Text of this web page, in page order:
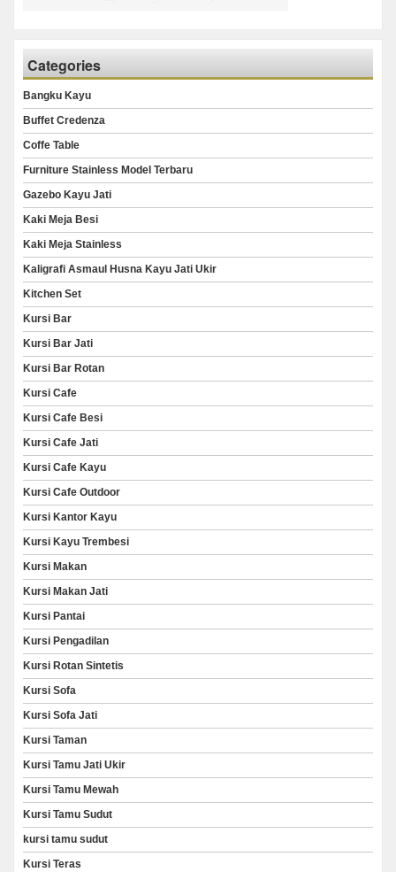
Categories
Bangku Kayu
Buffet Credenza
Coffe Table
Furniture Stainless Model Terbaru
Gazebo Kayu Jati
Kaki Meja Besi
Kaki Meja Stainless
Kaligrafi Asmaul Husna Kayu Jati Ukir
Kitchen Set
Kursi Bar
Kursi Bar Jati
Kursi Bar Rotan
Kursi Cafe
Kursi Cafe Besi
Kursi Cafe Jati
Kursi Cafe Kayu
Kursi Cafe Outdoor
Kursi Kantor Kayu
Kursi Kayu Trembesi
Kursi Makan
Kursi Makan Jati
Kursi Pantai
Kursi Pengadilan
Kursi Rotan Sintetis
Kursi Sofa
Kursi Sofa Jati
Kursi Taman
Kursi Tamu Jati Ukir
Kursi Tamu Mewah
Kursi Tamu Sudut
kursi tamu sudut
Kursi Teras